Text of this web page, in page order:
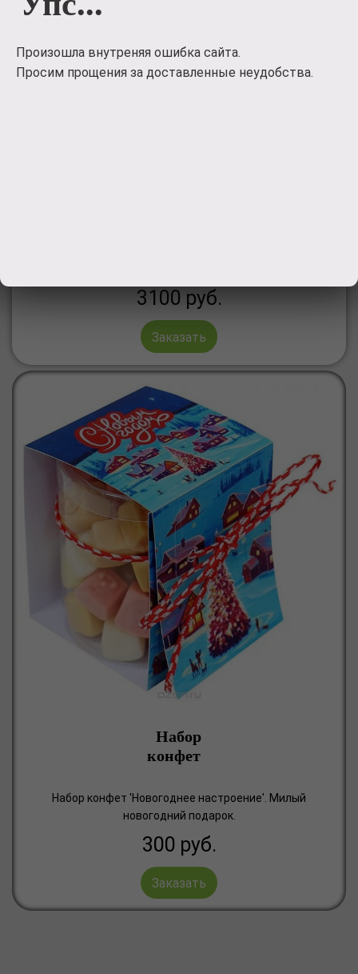
3100 руб.
Заказать
Набор
конфет
Набор конфет 'Новогоднее настроение'. Милый
новогодний подарок.
300 руб.
Заказать
Произошла внутреняя ошибка сайта.
Просим прощения за доставленные неудобства.